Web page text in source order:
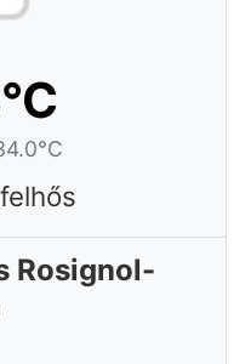
Rosignol-